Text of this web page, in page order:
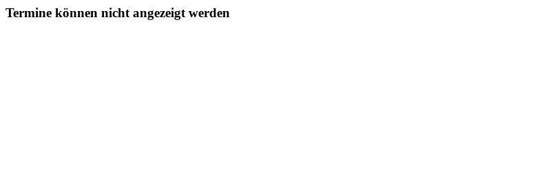
Termine können nicht angezeigt werden